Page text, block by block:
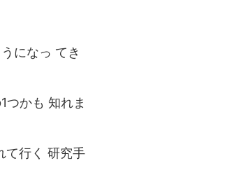
になっ てき
つかも 知れま
て行く 研究手